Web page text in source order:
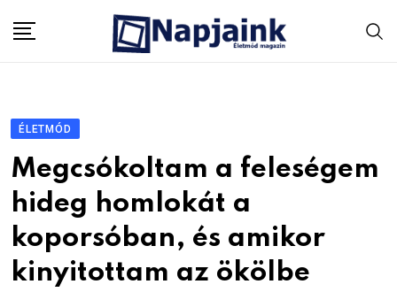
ÉLETMÓD
Megcsókoltam a feleségem
hideg homlokát a
koporsóban, és amikor
kinyitottam az ökölbe